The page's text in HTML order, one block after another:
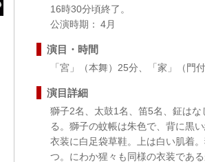
16時30分頃終了。
公演時期： 4月
演目・時間
「宮」（本舞）25分、「家」（門
演目詳細
獅子2名、太鼓1名、笛5名、鉦は
る。獅子の蚊帳は朱色で、背に黒
衣装に白足袋草鞋。上は白い肌着
つ。にわか猩々も同様の衣装であ